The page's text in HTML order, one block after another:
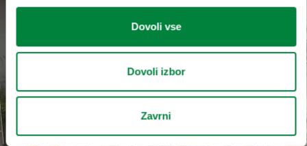
Dovoli vse
Dovoli izbor
Zavrni